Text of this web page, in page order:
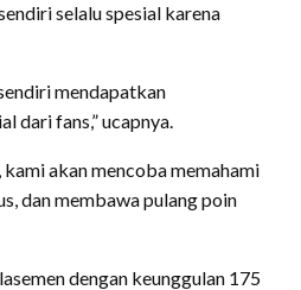
selalu spesial karena
mendapatkan
dari fans,” ucapnya.
akan mencoba memahami
dan membawa pulang poin
dengan keunggulan 175